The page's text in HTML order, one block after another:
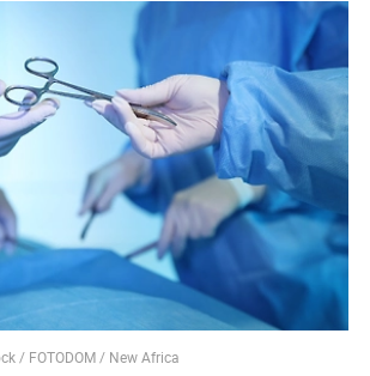
/ FOTODOM / New Africa